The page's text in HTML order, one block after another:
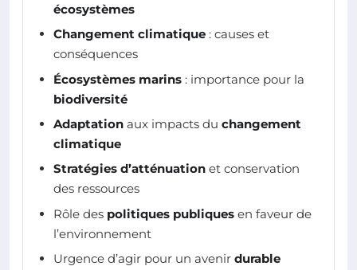
écosystèmes
Changement climatique : causes et
conséquences
Écosystèmes marins : importance pour la
biodiversité
Adaptation aux impacts du changement
climatique
Stratégies d’atténuation et conservation
des ressources
Rôle des politiques publiques en faveur de
l’environnement
Urgence d’agir pour un avenir durable